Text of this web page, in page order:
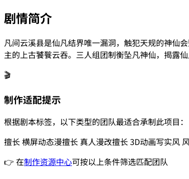
剧情简介
凡间云溪县是仙凡结界唯一漏洞，触犯天规的神仙
主的上古饕餮云吞。三人组团制衡坠凡神仙，揭露
🎬
制作适配提示
根据剧本标签，以下类型的团队最适合承制此项目：
擅长横屏动态漫擅长 真人漫改擅长3D动画写实风
👉 在制作资源中心可按以上条件筛选匹配团队